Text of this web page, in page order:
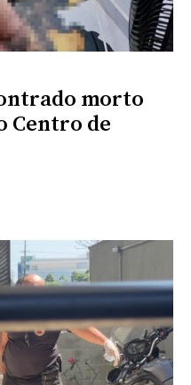
morto
Centro de